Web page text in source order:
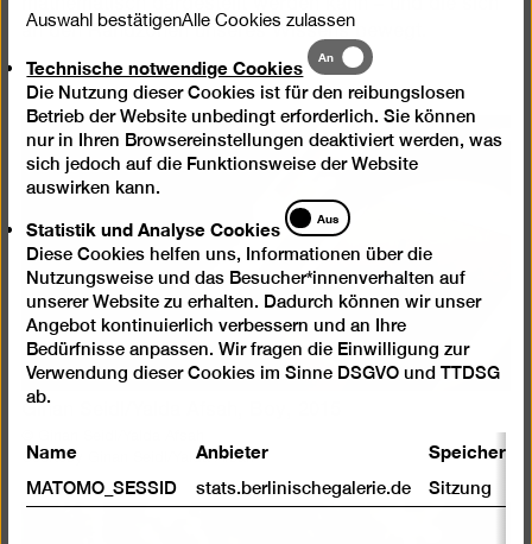
an den Randzonen unseres Wissens bewegt.
Ginan Seidl/Yalda Afsah, Boy, 2015
Courtesy Ginan Seidl/Yalda Afsah
Auswahl bestätigenAlle Cookies zulassen
Technische notwendige Cookies
Technische
notwendige
Cookies
An
Die Nutzung dieser Cookies ist für den reibungslosen
Betrieb der Website unbedingt erforderlich. Sie können
nur in Ihren Browsereinstellungen deaktiviert werden, was
sich jedoch auf die Funktionsweise der Website
auswirken kann.
Statistik und Analyse Cookies
Statistik
und
Analyse
Cookies
Aus
Diese Cookies helfen uns, Informationen über die
Nutzungsweise und das Besucher*innenverhalten auf
unserer Website zu erhalten. Dadurch können wir unser
Angebot kontinuierlich verbessern und an Ihre
Bedürfnisse anpassen. Wir fragen die Einwilligung zur
Verwendung dieser Cookies im Sinne DSGVO und TTDSG
ab.
Name Anbieter
MATOMO_SESSID stats.berlinischegalerie.de Sitzung